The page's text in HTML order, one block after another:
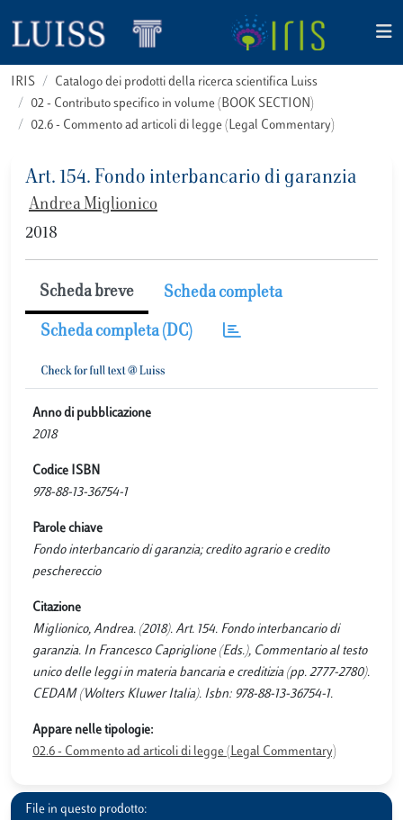
IRIS
Catalogo dei prodotti della ricerca scientifica Luiss
02 - Contributo specifico in volume (BOOK SECTION)
02.6 - Commento ad articoli di legge (Legal Commentary)
Art. 154. Fondo interbancario di garanzia
Andrea Miglionico
2018
Scheda breve Scheda completa
Scheda completa (DC)
Anno di pubblicazione
2018
Codice ISBN
978-88-13-36754-1
Parole chiave
Fondo interbancario di garanzia; credito agrario e credito
peschereccio
Citazione
Miglionico, Andrea. (2018). Art. 154. Fondo interbancario di
garanzia. In Francesco Capriglione (Eds.), Commentario al testo
unico delle leggi in materia bancaria e creditizia (pp. 2777-2780).
CEDAM (Wolters Kluwer Italia). Isbn: 978-88-13-36754-1.
Appare nelle tipologie:
02.6 - Commento ad articoli di legge (Legal Commentary)
File in questo prodotto: